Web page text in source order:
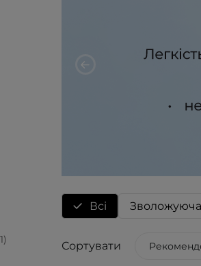
1
Всі Зволожуюча
Сортувати